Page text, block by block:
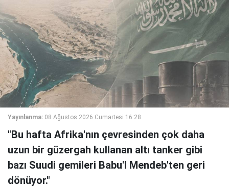
Yayınlanma: 08 Ağustos 2026 Cumartesi 16:28
"Bu hafta Afrika'nın çevresinden çok daha
uzun bir güzergah kullanan altı tanker gibi
bazı Suudi gemileri Babu'l Mendeb'ten geri
dönüyor."